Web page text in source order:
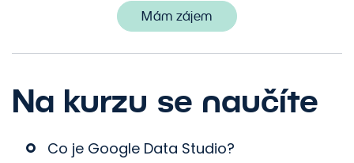
Mám zájem
Na kurzu se naučíte
Co je Google Data Studio?